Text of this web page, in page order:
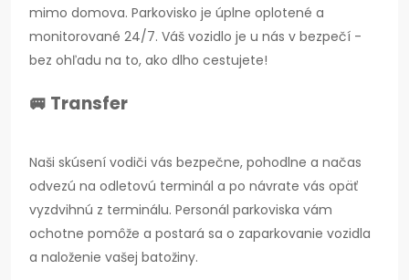
mimo domova. Parkovisko je úplne oplotené a
monitorované 24/7. Váš vozidlo je u nás v bezpečí -
bez ohľadu na to, ako dlho cestujete!
🚐 Transfer
Naši skúsení vodiči vás bezpečne, pohodlne a načas
odvezú na odletovú terminál a po návrate vás opäť
vyzdvihnú z terminálu. Personál parkoviska vám
ochotne pomôže a postará sa o zaparkovanie vozidla
a naloženie vašej batožiny.